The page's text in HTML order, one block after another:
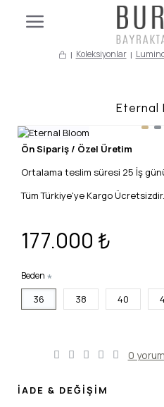
Koleksiyonlar
Eternal
Ön Sipariş / Özel Üretim
Ortalama teslim süresi 25 İş
Tüm Türkiye'ye Kargo Ücretsizdir.
0
177.000 ₺
Beden
36 38 40
İADE & DEĞİŞİM